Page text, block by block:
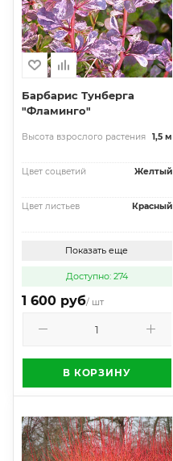
Барбарис Тунберга
"Фламинго"
Высота взрослого растения 1,5 м
Цвет соцветий Желтый
Цвет листьев Красный
Показать еще
Доступно: 274
1 600 руб/ шт
В КОРЗИНУ